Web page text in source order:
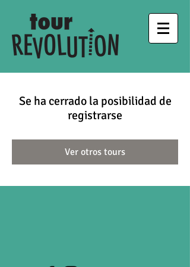
Se ha cerrado la posibilidad de
registrarse
Ver otros tours